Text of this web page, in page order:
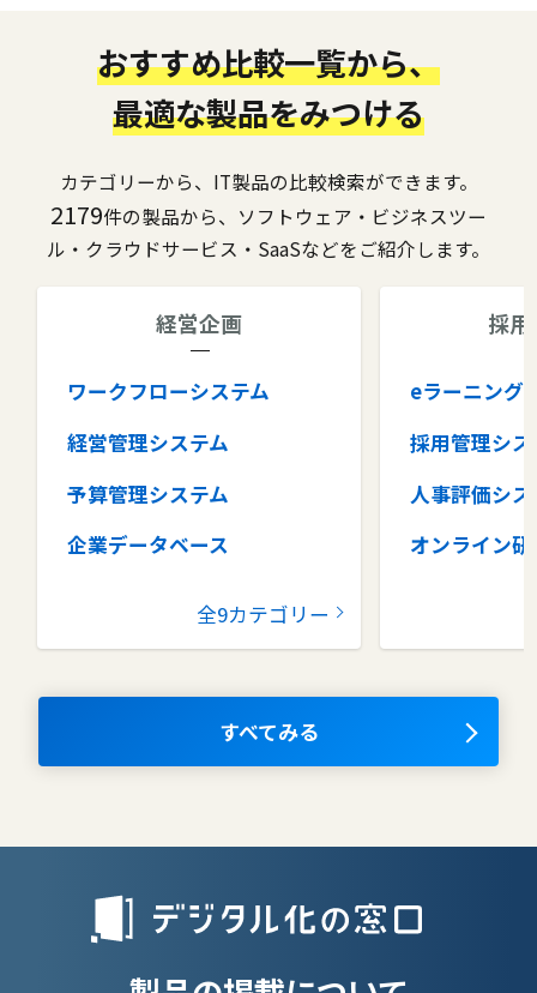
おすすめ比較一覧から、
最適な製品をみつける
カテゴリーから、IT製品の比較検索ができます。
2179件の製品から、ソフトウェア・ビジネスツー
ル・クラウドサービス・SaaSなどをご紹介します。
経営企画
ワークフローシステム
経営管理システム
予算管理システム
企業データベース
コラボレーションツール
ナレッジマネジメントツール
全9カテゴリー
採
eラーニング
採用管理シス
人事評価シ
オンライン研
タレントマ
OKRツール
授業支援シス
すべてみる